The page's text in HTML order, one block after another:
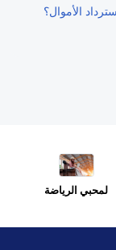
الأموال؟
لمحبي الرياضة